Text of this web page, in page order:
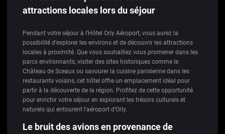
attractions locales lors du séjour
Pendant votre séjour à l’Hôtel Orly Aéroport, vous aurez la
possibilité d’explorer les environs et de découvrir les attractions
locales à proximité. Que vous souhaitiez vous promener dans les
parcs environnants, visiter des sites historiques comme le
Château de Sceaux ou savourer la cuisine parisienne dans les
restaurants voisins, cet hôtel offre un emplacement idéal pour
partir à la découverte de la région. Profitez de cette opportunité
pour enrichir votre séjour en explorant les trésors culturels et
naturels qui entourent l’aéroport d’Orly.
Le bruit des avions en provenance de